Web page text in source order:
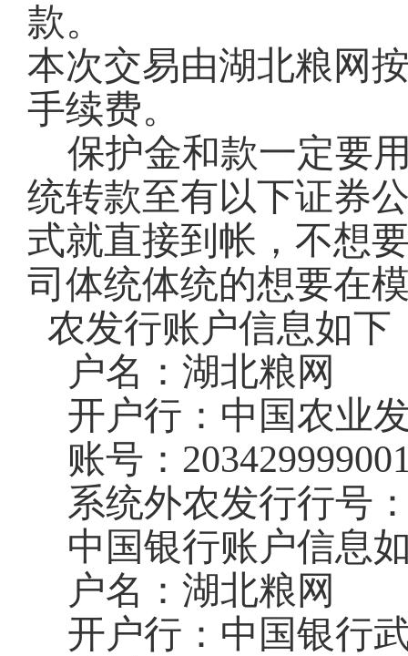
款。
本次交易由湖北粮网
手续费。
保护金和款一定要
统转款至有以下证券
式就直接到帐，不想
司体统体统的想要在
农发行账户信息如下
户名：湖北粮网
开户行：中国农业
账号：
系统外农发行行号
中国银行账户信息
户名：湖北粮网
开户行：中国银行